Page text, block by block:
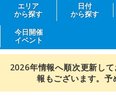
エリア
から探す
日付
から探す
今日開催
イベント
2026年情報へ順次更新し
報もございます。予